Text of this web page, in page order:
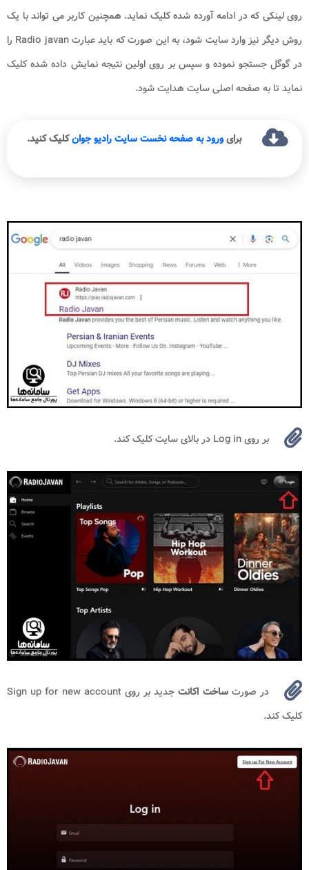
روی لینکی که در ادامه آورده شده کلیک نماید. همچنین کاربر می تواند با یک
روش دیگر نیز وارد سایت شود، به این صورت که باید عبارت Radio javan را
در گوگل جستجو نموده و سپس بر روی اولین نتیجه نمایش داده شده کلیک
نماید تا به صفحه اصلی سایت هدایت شود.
برایورود به صفحه نخست سایت رادیو جوانکلیک کنید.
بر روی Log in در بالای سایت کلیک کند.
در صورتساخت اکانت
جدید بر روی Sign up for new account
کلیک کند.